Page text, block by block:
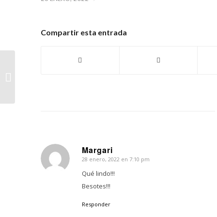
Compartir esta entrada
Margari
Dice:
28 enero, 2022 en 7:10 pm
Qué lindo!!!
Besotes!!!
Responder